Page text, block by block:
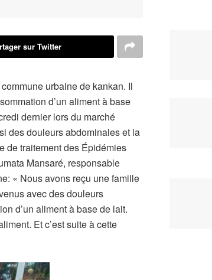
sur Twitter
urbaine de kankan. Il
d’un aliment à base
dernier lors du marché
des douleurs abdominales et la
de traitement des Épidémies
Mansaré, responsable
« Nous avons reçu une famille
avec des douleurs
d’un aliment à base de lait.
Et c’est suite à cette